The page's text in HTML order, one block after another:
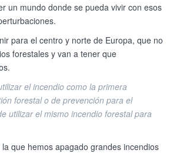
un mundo donde se pueda vivir con esos
para el centro y norte de Europa, que no
forestales y van a tener que
el incendio como la primera
forestal o de prevención para el
utilizar el mismo incendio forestal para
que hemos apagado grandes incendios